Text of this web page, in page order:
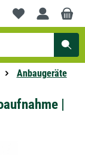
Du hast 0
Anbaugeräte
|